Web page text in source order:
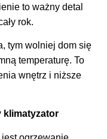
to ważny detal
rok.
tym wolniej dom się
temperaturę. To
wnętrz i niższe
klimatyzator